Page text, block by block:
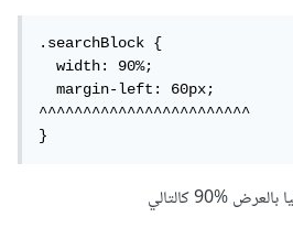
.searchBlock {
  width: 90%;
  margin-left: 60px;
^^^^^^^^^^^^^^^^^^^^^^^^
}
%90 كالتالي